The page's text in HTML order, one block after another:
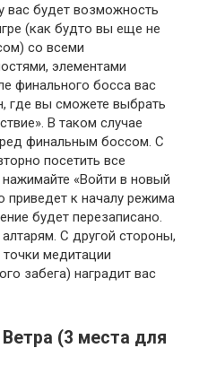
вас будет возможность
(как будто вы еще не
со всеми
элементами
финального босса вас
где вы сможете выбрать
В таком случае
финальным боссом. С
посетить все
«Войти в новый
приведет к началу режима
будет перезаписано.
С другой стороны,
медитации
забега) наградит вас
Ветра (3 места для